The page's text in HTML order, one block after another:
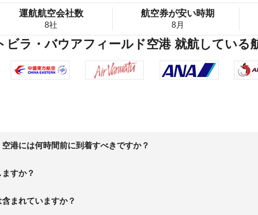
運航航空会社数
8社
航空券が安い時期
8月
ビラ・バウアフィールド空港 就航している
港には何時間前に到着すべきですか？
すか？
まれていますか？